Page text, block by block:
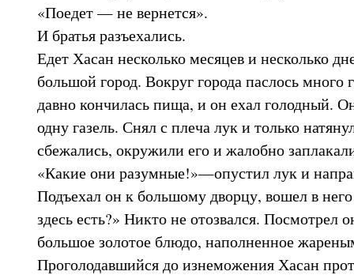
«Поедет — не вернется».
И братья разъехались.
Едет Хасан несколько месяцев и несколько
большой город. Вокруг города паслось много
давно кончилась пища, и он ехал голодный.
одну газель. Снял с плеча лук и только
сбежались, окружили его и жалобно
«Какие они разумные!»—опустил лук и
Подъехал он к большому дворцу, вошел в
здесь есть?» Никто не отозвался. Посмотрел
большое золотое блюдо, наполненное
Проголодавшийся до изнеможения Хасан